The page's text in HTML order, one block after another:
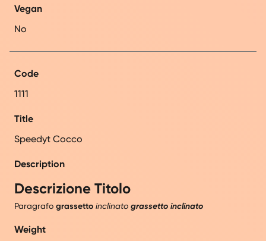
Vegan
No
Code
1111
Title
Speedyt Cocco
Description
Descrizione Titolo
Paragrafo grassetto inclinato grassetto inclinato
Weight